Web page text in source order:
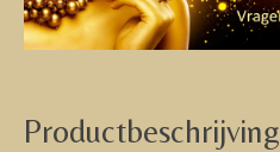
Productbeschrijving